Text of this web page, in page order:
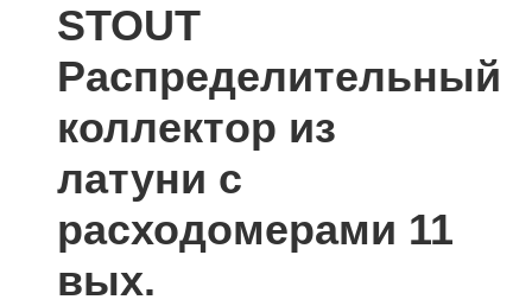
STOUT
Распределительный
коллектор из
латуни с
расходомерами 11
вых.